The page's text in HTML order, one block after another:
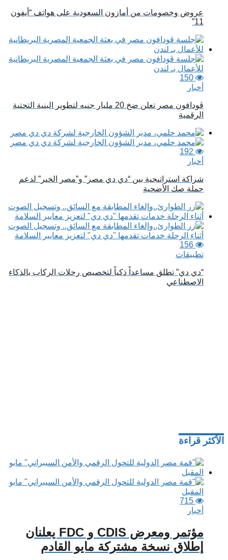
عروض وخصومات من أمازون السعودية على هواتف “أيفون
11”
150
أخبار
ڤودافون مصر تعلن ضخ 20 مليار جنيه لتطوير البنية التحتية
الرقمية
192
أخبار
شراكة استراتيجية بين “دي دي مصر” و”مصر الخير” لدعم
حملة صك الأضحية
156
تطبيقات
“دي دي” تطلق مساعداً ذكياً لتخصيص رحلات الركاب بالذكاء
الاصطناعي
الأكثر قراءة
715
أخبار
مؤتمر ومعرض CDIS و FDC يعلنان
إطلاق نسخة مشتركة مايو القادم